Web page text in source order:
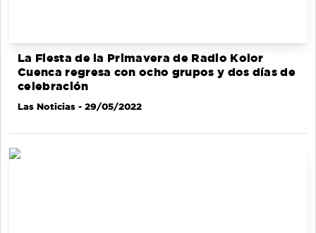
La Fiesta de la Primavera de Radio Kolor
Cuenca regresa con ocho grupos y dos días de
celebración
Las Noticias - 29/05/2022